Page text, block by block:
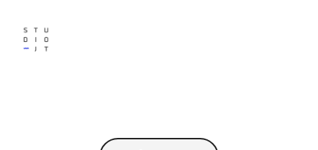
Studio JT